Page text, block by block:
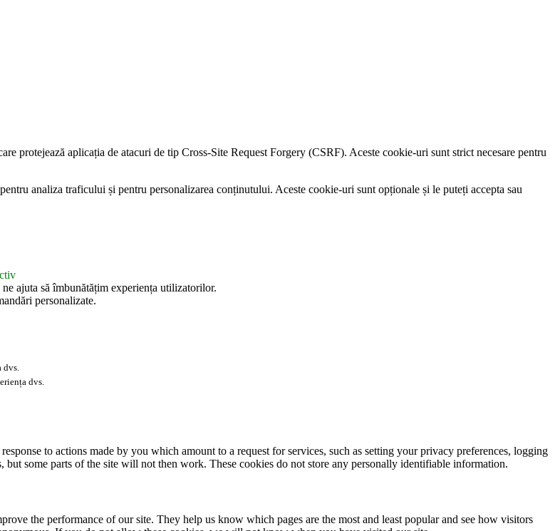
protejează aplicația de atacuri de tip Cross-Site Request Forgery (CSRF). Aceste cookie-uri sunt strict necesare pentru
analiza traficului și pentru personalizarea conținutului. Aceste cookie-uri sunt opționale și le puteți accepta sau
ajuta să îmbunătățim experiența utilizatorilor.
personalizate.
dvs.
to actions made by you which amount to a request for services, such as setting your privacy preferences, logging
some parts of the site will not then work. These cookies do not store any personally identifiable information.
the performance of our site. They help us know which pages are the most and least popular and see how visitors